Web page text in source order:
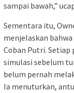
sampai bawah,”
Sementara itu,
menjelaskan
Coban Putri.
simulasi sebelum
belum pernah
Ia menuturkan,